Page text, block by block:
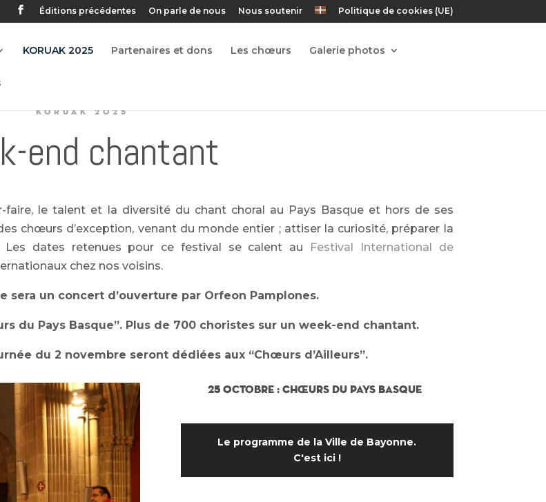
Éditions précédentes On parle de nous Nous soutenir Politique de cookies (UE)
KORUAK 2025 Partenaires et dons Les chœurs Galerie photos
KORUAK 2025
end chantant
le talent et la diversité du chant choral au Pays Basque et hors de ses
chœurs d’exception, venant du monde entier ; attiser la curiosité, préparer la
Les dates retenues pour ce festival se calent au
Festival International de
chez nos voisins.
sera un concert d’ouverture par Orfeon Pamplones.
du Pays Basque”. Plus de 700 choristes sur un week-end chantant.
du 2 novembre seront dédiées aux “Chœurs d’Ailleurs”.
25 Octobre : Chœurs du Pays Basque
Le programme de la Ville de Bayonne.
C'est ici !